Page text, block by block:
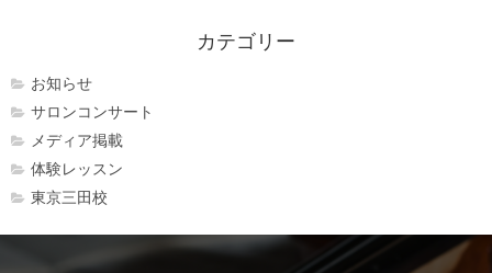
カテゴリー
お知らせ
サロンコンサート
メディア掲載
体験レッスン
東京三田校